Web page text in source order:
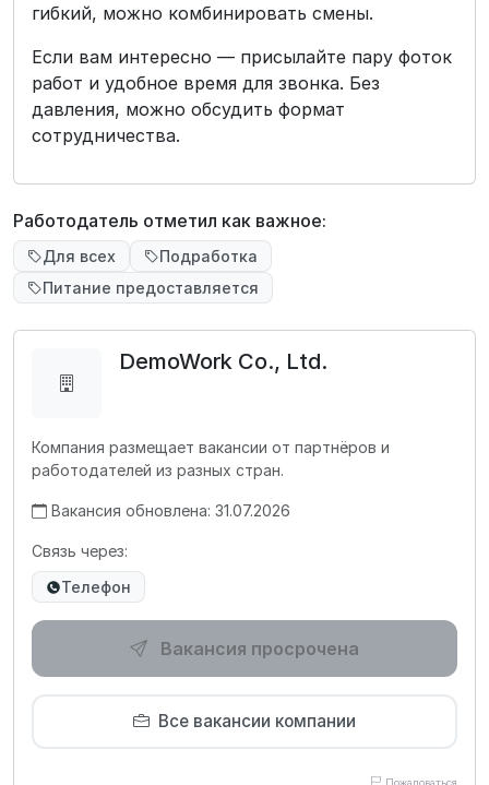
гибкий, можно комбинировать смены.
Если вам интересно — присылайте пару фоток
работ и удобное время для звонка. Без
давления, можно обсудить формат
сотрудничества.
Работодатель отметил как важное:
Для всех
Подработка
Питание предоставляется
DemoWork Co., Ltd.
Компания размещает вакансии от партнёров и
работодателей из разных стран.
Вакансия обновлена: 31.07.2026
Связь через:
Телефон
Вакансия просрочена
Все вакансии компании
Пожаловаться